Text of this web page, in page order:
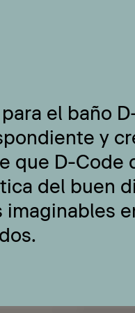
el baño
y
que D-Code
del buen